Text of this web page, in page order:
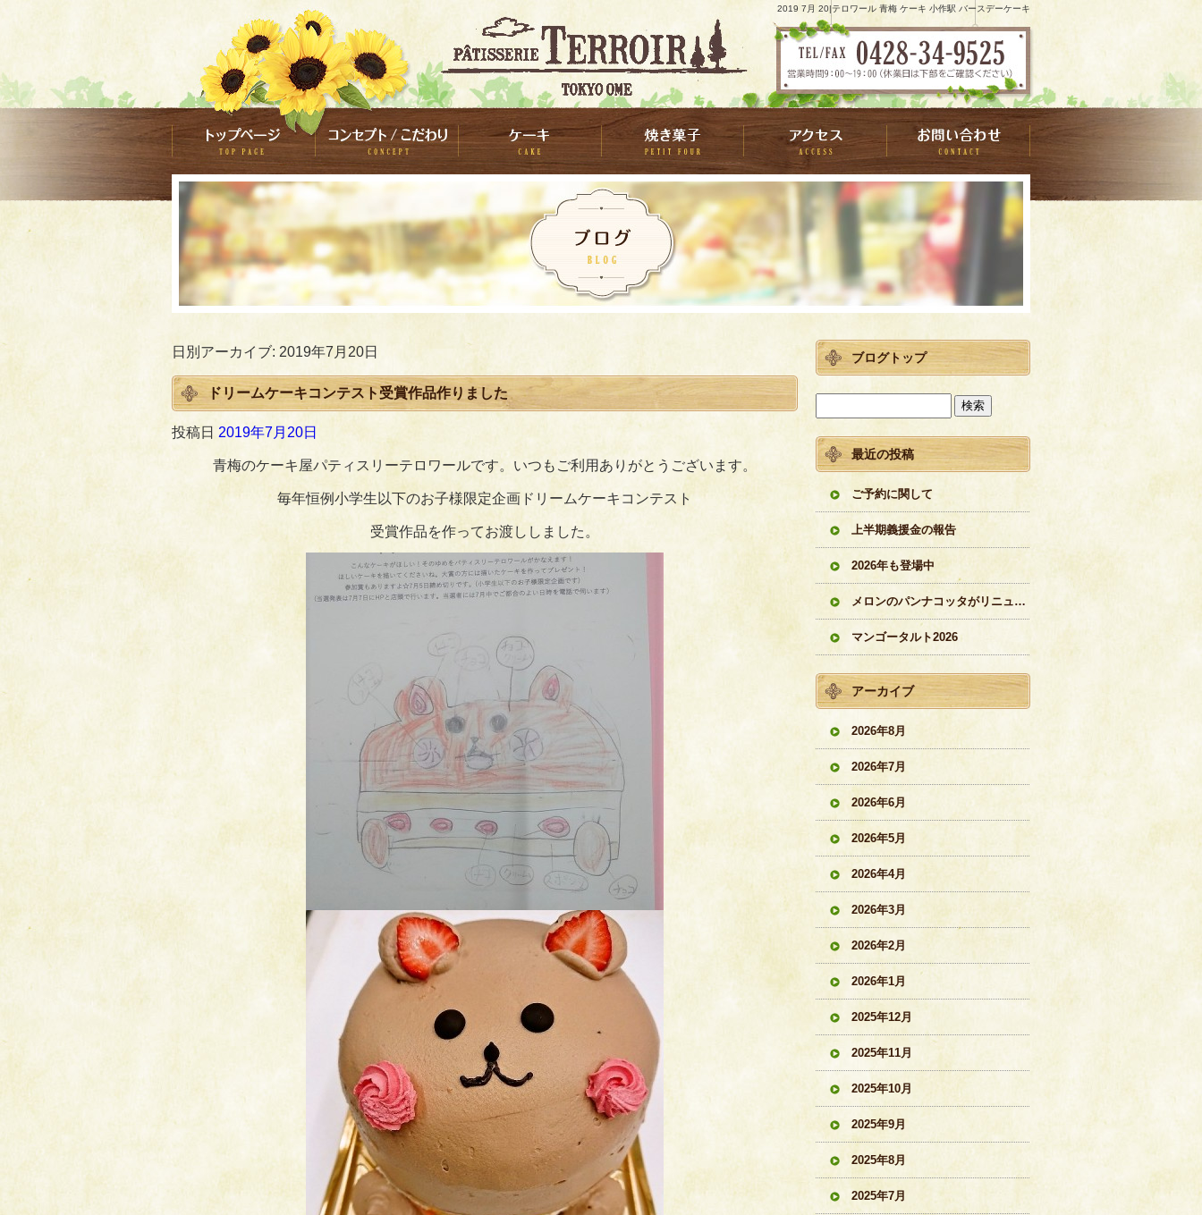
2019 7月 20|テロワール 青梅 ケーキ 小作駅 バースデーケーキ
日別アーカイブ: 2019年7月20日
ドリームケーキコンテスト受賞作品作りました
投稿日 2019年7月20日
青梅のケーキ屋パティスリーテロワールです。いつもご利用ありがとうございます。
毎年恒例小学生以下のお子様限定企画ドリームケーキコンテスト
受賞作品を作ってお渡ししました。
ブログトップ
最近の投稿
ご予約に関して
上半期義援金の報告
2026年も登場中
メロンのパンナコッタがリニューアル
マンゴータルト2026
アーカイブ
2026年8月
2026年7月
2026年6月
2026年5月
2026年4月
2026年3月
2026年2月
2026年1月
2025年12月
2025年11月
2025年10月
2025年9月
2025年8月
2025年7月